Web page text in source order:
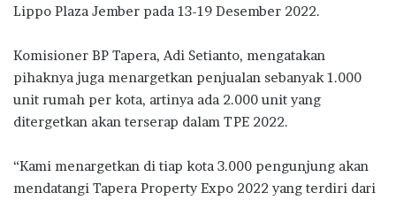
Lippo Plaza Jember pada 13-19 Desember 2022.
Komisioner BP Tapera, Adi Setianto, mengatakan
pihaknya juga menargetkan penjualan sebanyak 1.000
unit rumah per kota, artinya ada 2.000 unit yang
ditergetkan akan terserap dalam TPE 2022.
“Kami menargetkan di tiap kota 3.000 pengunjung akan
mendatangi Tapera Property Expo 2022 yang terdiri dari